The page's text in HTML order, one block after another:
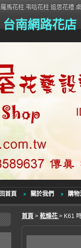
南網路花店
馬花柱.弔唁花柱 追思花禮
回首頁 關於我們 購物
首頁 > 乾燥花 > K61